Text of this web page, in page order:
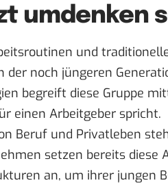
umdenken
und
noch jüngeren
begreift diese Gruppe
einen Arbeitgeber spricht.
Beruf und Privatleben
setzen bereits diese
an, um ihrer jungen